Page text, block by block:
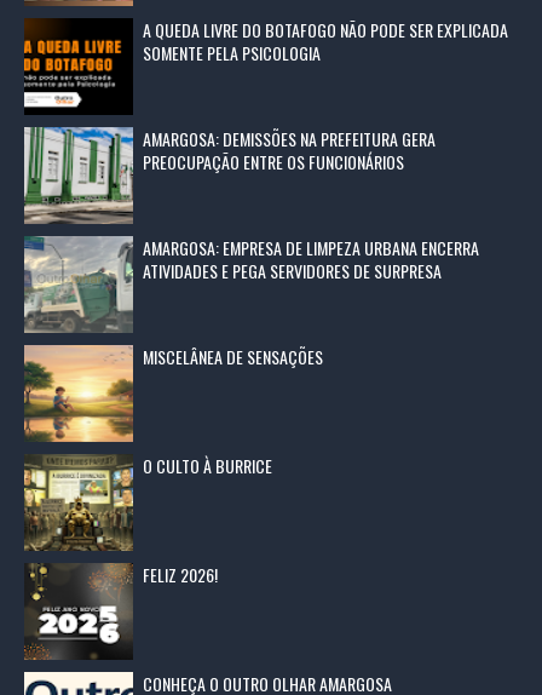
A QUEDA LIVRE DO BOTAFOGO NÃO PODE SER EXPLICADA
SOMENTE PELA PSICOLOGIA
AMARGOSA: DEMISSÕES NA PREFEITURA GERA
PREOCUPAÇÃO ENTRE OS FUNCIONÁRIOS
AMARGOSA: EMPRESA DE LIMPEZA URBANA ENCERRA
ATIVIDADES E PEGA SERVIDORES DE SURPRESA
MISCELÂNEA DE SENSAÇÕES
O CULTO À BURRICE
FELIZ 2026!
CONHEÇA O OUTRO OLHAR AMARGOSA